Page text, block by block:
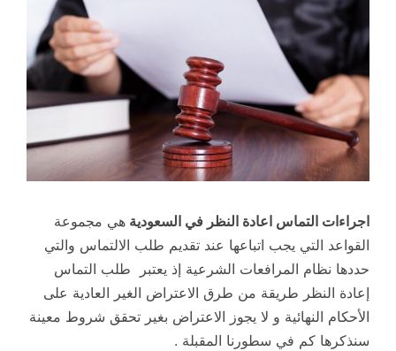
اجراءات التماس اعادة النظر في السعودية هي مجموعة
القواعد التي يجب اتباعها عند تقديم طلب الالتماس والتي
حددها نظام المرافعات الشرعية إذ يعتبر طلب التماس
إعادة النظر طريقة من طرق الاعتراض الغير العادية على
الأحكام النهائية و لا يجوز الاعتراض بغير تحقق شروط معينة
سنذكرها كم في سطورنا المقبلة .